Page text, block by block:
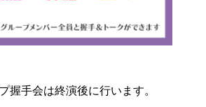
握手会は終演後に行います。